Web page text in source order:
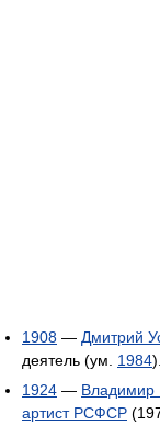
1908 — Дмитрий
деятель (ум. 1984).
1924 — Владимир
артист РСФСР